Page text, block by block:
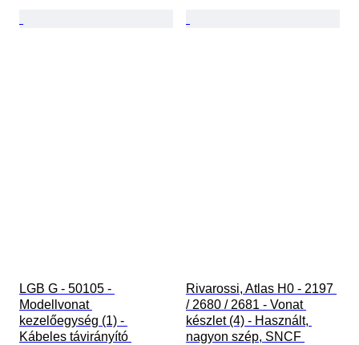
LGB G - 50105 -
Modellvonat
kezelőegység (1) -
Kábeles távirányító
Rivarossi, Atlas H0 - 2197
/ 2680 / 2681 - Vonat
készlet (4) - Használt,
nagyon szép, SNCF